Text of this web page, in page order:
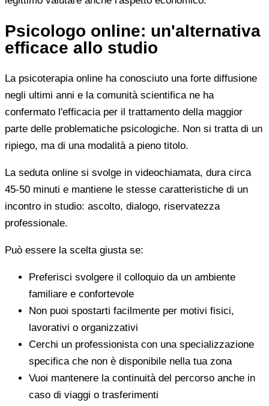
Psicologo online: un'alternativa
efficace allo studio
La psicoterapia online ha conosciuto una forte diffusione
negli ultimi anni e la comunità scientifica ne ha
confermato l'efficacia per il trattamento della maggior
parte delle problematiche psicologiche. Non si tratta di un
ripiego, ma di una modalità a pieno titolo.
La seduta online si svolge in videochiamata, dura circa
45-50 minuti e mantiene le stesse caratteristiche di un
incontro in studio: ascolto, dialogo, riservatezza
professionale.
Può essere la scelta giusta se:
Preferisci svolgere il colloquio da un ambiente
familiare e confortevole
Non puoi spostarti facilmente per motivi fisici,
lavorativi o organizzativi
Cerchi un professionista con una specializzazione
specifica che non è disponibile nella tua zona
Vuoi mantenere la continuità del percorso anche in
caso di viaggi o trasferimenti